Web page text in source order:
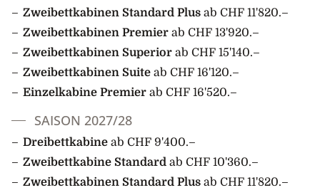
Eigenschaften von Carcass Island ist. Eselspinguine
und Magellanpinguine nisten hier ebenfalls. Peale's
Küstennähe, um einen Blick auf die Besucher zu
erhaschen. In der Siedlung mit ihren schönen Gärten
sind Sie eingeladen, mit Einheimischen Tee und
4. Tag: Östliche Falkland Inseln
In den Morgenstunden haben Sie Zeit, das malerische
Örtchen Stanley mit seinem Museum, seinen
Zweibettkabinen Standard Plus ab CHF 11'820.–
Zweibettkabinen Premier ab CHF 13'920.–
Zweibettkabinen Superior ab CHF 15'140.–
Zweibettkabinen Suite ab CHF 16'120.–
Einzelkabine Premier ab CHF 16'520.–
SAISON 2027/28
Dreibettkabine ab CHF 9'400.–
Zweibettkabine Standard ab CHF 10'360.–
Zweibettkabinen Standard Plus ab CHF 11'820.–